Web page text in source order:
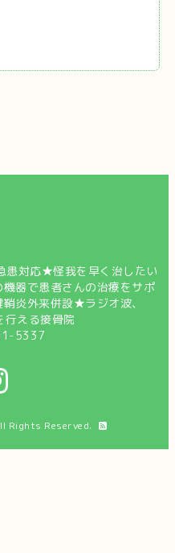
対応★怪我を早く治したい
器で患者さんの治療をサポ
炎外来併設★ラジオ波、
行える接骨院
5337
Rights Reserved.